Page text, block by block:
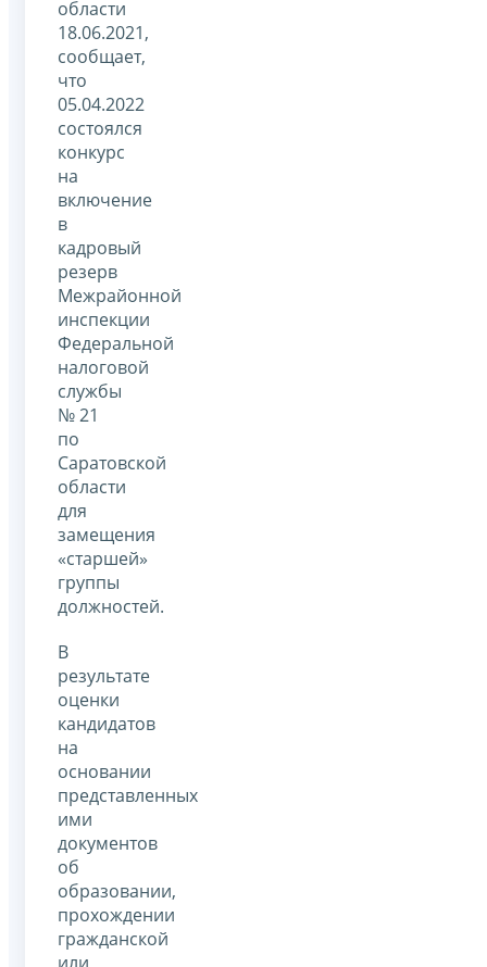
области
18.06.2021,
сообщает,
что
05.04.2022
состоялся
конкурс
на
включение
в
кадровый
резерв
Межрайонной
инспекции
Федеральной
налоговой
службы
№ 21
по
Саратовской
области
для
замещения
«старшей»
группы
должностей.
В
результате
оценки
кандидатов
на
основании
представленных
ими
документов
об
образовании,
прохождении
гражданской
или